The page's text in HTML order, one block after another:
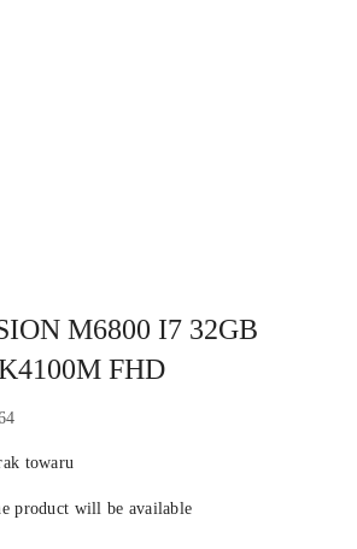
M6800 I7 32GB
FHD
towaru
product will be available